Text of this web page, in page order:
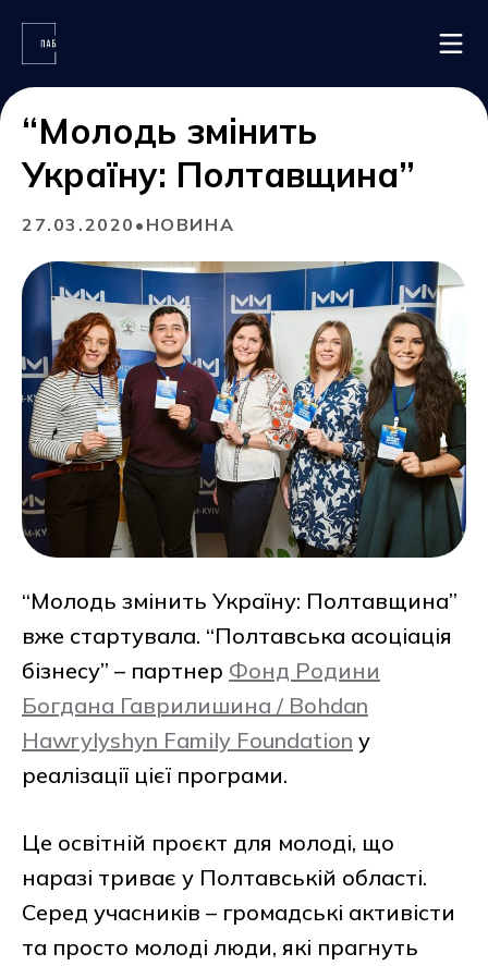
ГОЛОВНА
ПРО ПАБ
ПОДІЇ ТА НОВИНИ
НАПИСАТИ НАМ
Наші контакти
м. Полтава, вул. Конституції, 13
+38 (066) 812 71 53
pab.poltava@gmail.com
“Молодь змінить
Україну: Полтавщина”
27.03.2020 • НОВИНА
“Молодь змінить Україну: Полтавщина”
вже стартувала. “Полтавська асоціація
бізнесу” – партнер Фонд Родини
Богдана Гаврилишина / Bohdan
Hawrylyshyn Family Foundation у
реалізації цієї програми.
Це освітній проєкт для молоді, що
наразі триває у Полтавській області.
Серед учасників – громадські активісти
та просто молоді люди, які прагнуть